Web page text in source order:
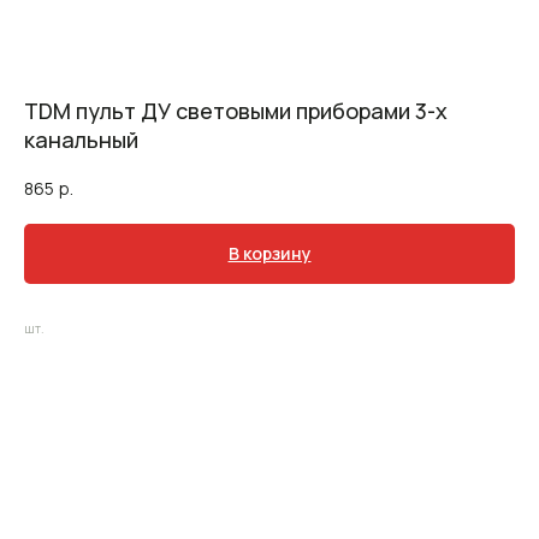
TDM пульт ДУ световыми приборами 3-х
канальный
865 р.
В корзину
шт.